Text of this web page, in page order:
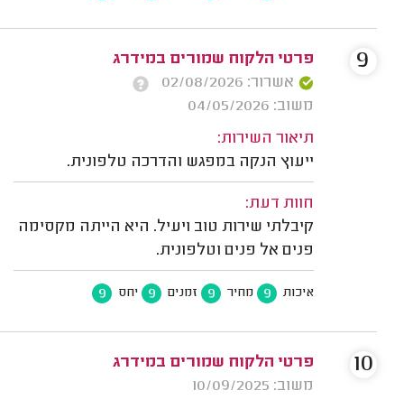
פרטי הלקוח שמורים במידרג
אשרור: 02/08/2026
משוב: 04/05/2026
תיאור השירות:
ייעוץ הנקה במפגש והדרכה טלפונית.
חוות דעת:
קיבלתי שירות טוב ויעיל. היא הייתה מקסימה
פנים אל פנים וטלפונית.
איכות 9 מחיר 9 זמנים 9 יחס 9
9
פרטי הלקוח שמורים במידרג
משוב: 10/09/2025
10